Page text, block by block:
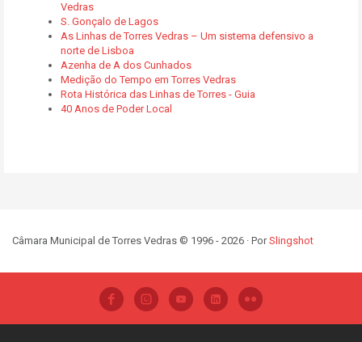
Vedras
S. Gonçalo de Lagos
As Linhas de Torres Vedras – Um sistema defensivo a
norte de Lisboa
Azenha de A dos Cunhados
Medição do Tempo em Torres Vedras
Rota Histórica das Linhas de Torres - Guia
40 Anos de Poder Local
Câmara Municipal de Torres Vedras © 1996 - 2026 · PorSlingshot